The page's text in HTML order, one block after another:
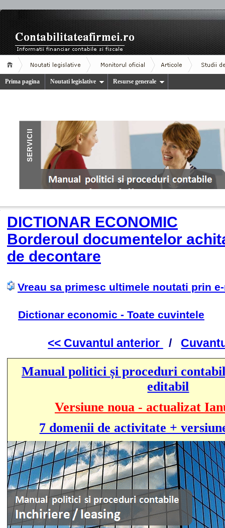
Prima pagina Noutati legislative Resurse generale
DICTIONAR ECONOMIC
Borderoul documentelor
de decontare
Vreau sa primesc ultimele noutati prin
Dictionar economic - Toate cuvintele
<< Cuvantul anterior /
Manual politici și proceduri
editabil
Versiune noua - actualizat
7 domenii de activitate +